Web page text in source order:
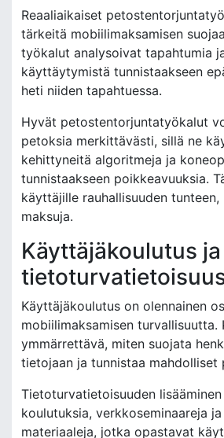
Reaaliaikaiset
tärkeitä mobiilimaksamisen
työkalut analysoivat tapahtumia
käyttäytymistä tunnistaakseen
heti niiden tapahtuessa.
Hyvät petostentorjuntatyökalut
petoksia merkittävästi, sillä ne
kehittyneitä algoritmeja ja
tunnistaakseen poikkeavuuksia.
käyttäjille rauhallisuuden
maksuja.
Käyttäjäkoulutus ja
Käyttäjäkoulutus on olennainen
mobiilimaksamisen turvallisuutta.
ymmärrettävä, miten suojata
tietojaan ja tunnistaa mahdolliset
Tietoturvatietoisuuden
koulutuksia, verkkoseminaareja
materiaaleja, jotka opastavat